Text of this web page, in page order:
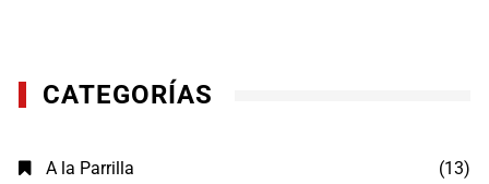
CATEGORÍAS
A la Parrilla (13)